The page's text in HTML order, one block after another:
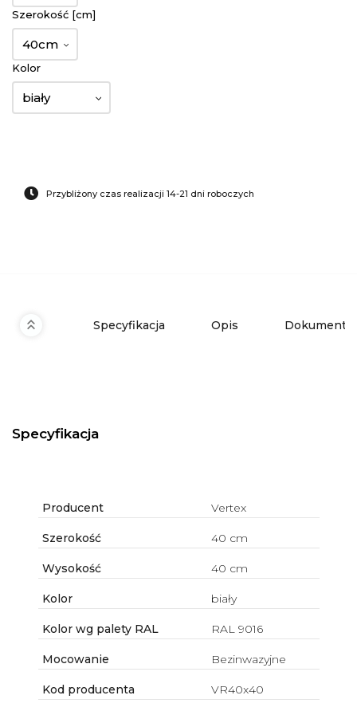
Szerokość [cm]
40cm
Kolor
biały
Przybliżony czas realizacji 14-21 dni roboczych
Specyfikacja Opis Dokumenty
Specyfikacja
Producent Vertex
Szerokość 40 cm
Wysokość 40 cm
Kolor biały
Kolor wg palety RAL RAL 9016
Mocowanie Bezinwazyjne
Kod producenta VR40x40